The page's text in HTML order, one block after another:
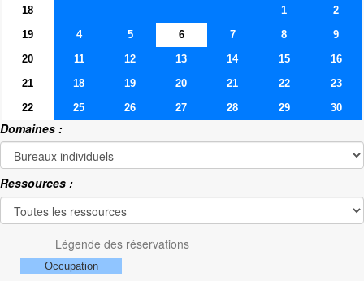
18
1
2
19
4 5 6 7 8
9
20
11 12 13 14 15
16
21
18 19 20 21 22
23
22
25 26 27 28 29 30
Domaines :
Ressources :
Légende des réservations
Occupation